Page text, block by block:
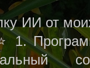
ИИ от
1.